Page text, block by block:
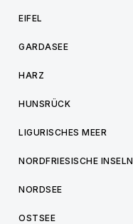
EIFEL
GARDASEE
HARZ
HUNSRÜCK
LIGURISCHES MEER
NORDFRIESISCHE INSELN
NORDSEE
OSTSEE